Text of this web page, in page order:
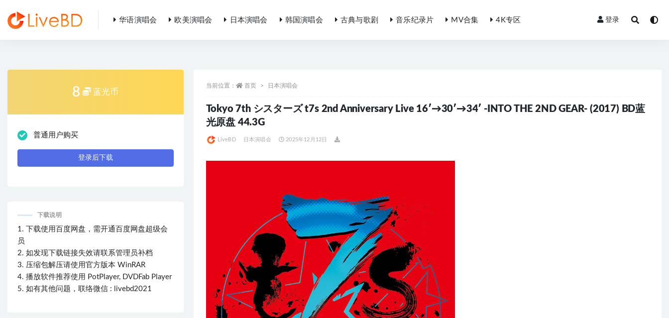
华语演唱会 欧美演唱会 日本演唱会 韩国演唱会 古典与歌剧 音乐纪录片 MV合集 4K专区 登录
当前位置： 首页 日本演唱会
Tokyo 7th シスターズ t7s 2nd Anniversary Live 16′→30′→34′ -INTO THE 2ND GEAR- (2017) BD蓝
光原盘 44.3G
LiveBD 日本演唱会 2025年12月12日
8 蓝光币
普通用户购买
登录后下载
下载说明
1. 下载使用百度网盘，需开通百度网盘超级会
员
2. 如发现下载链接失效请联系管理员补档
3. 压缩包解压请使用官方版本 WinRAR
4. 播放软件推荐使用 PotPlayer, DVDFab Player
5. 如有其他问题，联络微信 : livebd2021